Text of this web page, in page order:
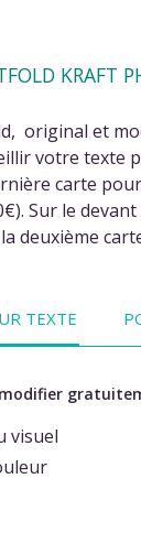
KRAFT
original et
votre texte
carte
Sur le
deuxième
TEXTE
visuel